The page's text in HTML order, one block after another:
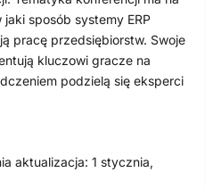
sposób systemy ERP
pracę przedsiębiorstw. Swoje
kluczowi gracze na
podzielą się eksperci
aktualizacja: 1 stycznia,